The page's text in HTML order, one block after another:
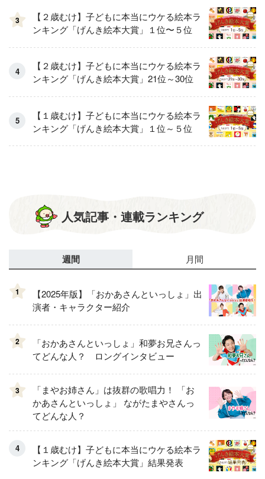
3
【２歳むけ】子どもに本当にウケる絵本ラ
ンキング「げんき絵本大賞」１位〜５位
【２歳むけ】子どもに本当にウケる絵本ラ
ンキング「げんき絵本大賞」21位～30位
【１歳むけ】子どもに本当にウケる絵本ラ
ンキング「げんき絵本大賞」１位～５位
人気記事・連載ランキング
週間 月間
1
【2025年版】「おかあさんといっしょ」出
演者・キャラクター紹介
2
「おかあさんといっしょ」和夢お兄さんっ
てどんな人？ ロングインタビュー
3
「まやお姉さん」は抜群の歌唱力！ 「お
かあさんといっしょ」 ながたまやさんっ
てどんな人？
【１歳むけ】子どもに本当にウケる絵本ラ
ンキング「げんき絵本大賞」結果発表